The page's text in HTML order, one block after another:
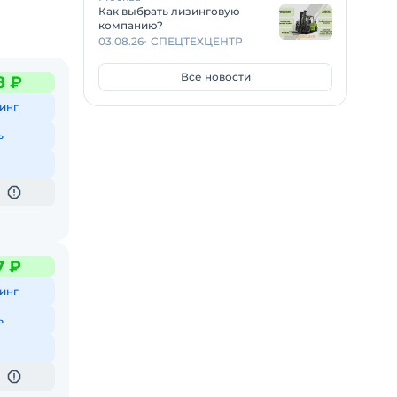
₽
₽
Как выбрать лизинговую
компанию?
03.08.26 СПЕЦТЕХЦЕНТР
Все новости